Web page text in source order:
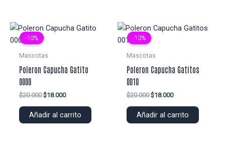
-10%
Mascotas
Poleron Capucha Gatito
0000
$20.000 El
original
$18.000El
actual
Añadir al carrito
-10%
Mascotas
Poleron Capucha Gatitos
0010
$20.000 El
original
$18.000El
actual
Añadir al carrito